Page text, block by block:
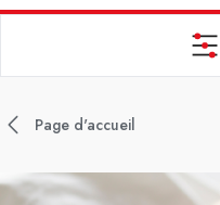
Page d'accueil